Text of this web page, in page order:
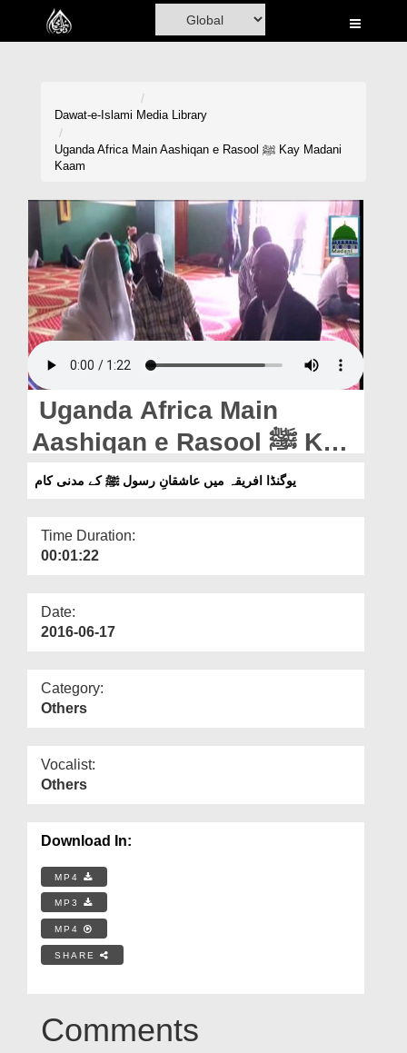
Home
Volunteer Portal
Rohani Ilaj
Donation
Blog
Magazine
Departments
Our Websites
More
Dawat-e-Islami Media Library
Uganda Africa Main Aashiqan e Rasool ﷺ Kay Madani
Kaam
Uganda Africa Main
Aashiqan e Rasool ﷺ Kay
Madani Kaam
یوگنڈا افریقہ میں عاشقانِ رسول ﷺ کے مدنی کام
Time Duration:
00:01:22
Date:
2016-06-17
Category:
Others
Vocalist:
Others
Download In:
MP4
MP3
MP4
SHARE
Comments